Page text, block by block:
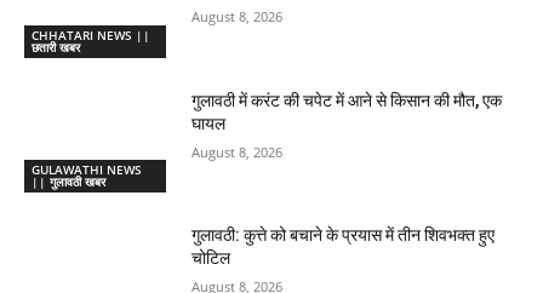
CHHATARI NEWS ||
छतारी खबर
August 8, 2026
GULAWATHI NEWS
|| गुलावठी खबर
गुलावठी में करंट की चपेट में आने से किसान की मौत, एक
घायल
August 8, 2026
गुलावठी: कुत्ते को बचाने के प्रयास में तीन शिवभक्त हुए
चोटिल
August 8, 2026